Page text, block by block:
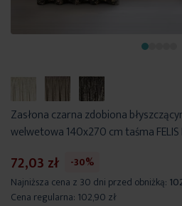
Zasłona czarna zdobiona
welwetowa 140x270 cm taśma
72,03 zł
-30%
Najniższa cena z 30 dni przed obniżką:
Cena regularna: 102,90 zł